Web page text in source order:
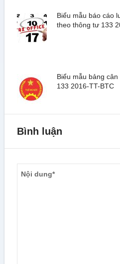
Biểu mẫu báo cáo
theo thông tư 133
Biểu mẫu bảng
133 2016-TT-BTC
Bình luận